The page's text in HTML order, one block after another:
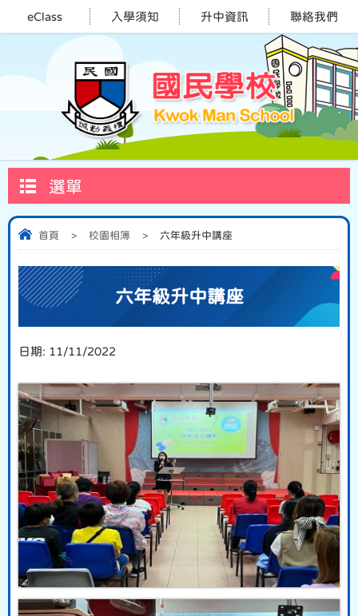
eClass 入學須知 升中資訊 聯絡我們
選單
首頁 > 校園相簿 > 六年級升中講座
六年級升中講座
日期: 11/11/2022